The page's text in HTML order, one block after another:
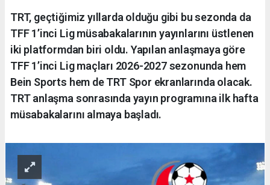
TRT, geçtiğimiz yıllarda olduğu gibi bu sezonda da
TFF 1’inci Lig müsabakalarının yayınlarını üstlenen
iki platformdan biri oldu. Yapılan anlaşmaya göre
TFF 1’inci Lig maçları 2026-2027 sezonunda hem
Bein Sports hem de TRT Spor ekranlarında olacak.
TRT anlaşma sonrasında yayın programına ilk hafta
müsabakalarını almaya başladı.